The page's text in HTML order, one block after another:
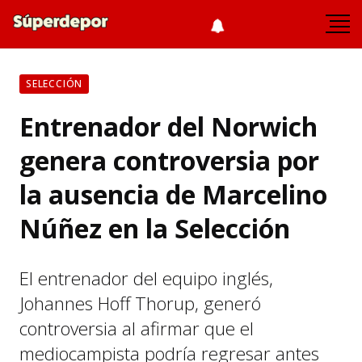
SELECCIÓN
Entrenador del Norwich
genera controversia por
la ausencia de Marcelino
Núñez en la Selección
El entrenador del equipo inglés,
Johannes Hoff Thorup, generó
controversia al afirmar que el
mediocampista podría regresar antes